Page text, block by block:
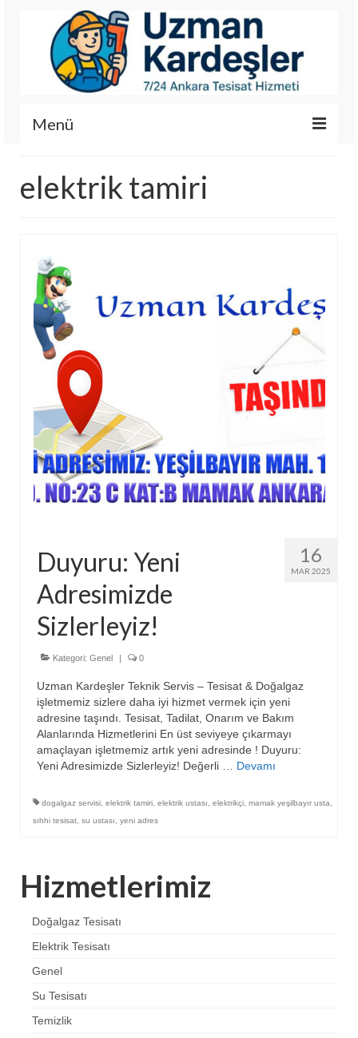
Menü
Hizmetlerimiz
Fotoğraf Galerisi
elektrik tamiri
16
MAR 2025
Duyuru: Yeni
Adresimizde
Sizlerleyiz!
Kategori: Genel | 0
Uzman Kardeşler Teknik Servis – Tesisat & Doğalgaz
işletmemiz sizlere daha iyi hizmet vermek için yeni
adresine taşındı. Tesisat, Tadilat, Onarım ve Bakım
Alanlarında Hizmetlerini En üst seviyeye çıkarmayı
amaçlayan işletmemiz artık yeni adresinde ! Duyuru:
Yeni Adresimizde Sizlerleyiz! Değerli … Devamı
dogalgaz servisi elektrik tamiri elektrik ustası elektrikçi mamak yeşilbayır usta
sıhhi tesisat su ustası yeni adres
Hizmetlerimiz
Doğalgaz Tesisatı
Elektrik Tesisatı
Genel
Su Tesisatı
Temizlik